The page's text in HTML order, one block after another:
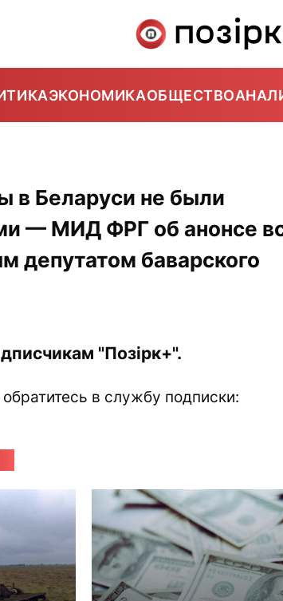
ЭКОНОМИКАОБЩЕСТВО
в Беларуси не были
— МИД ФРГ об анонсе
депутатом баварского
"Позірк+".
в службу подписки: